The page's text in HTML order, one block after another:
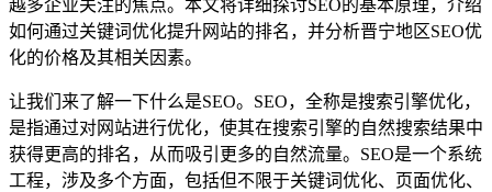
越多企业关注的焦点。本文将详细探讨SEO的基本原理，介绍
如何通过关键词优化提升网站的排名，并分析晋宁地区SEO优
化的价格及其相关因素。
让我们来了解一下什么是SEO。SEO，全称是搜索引擎优化，
是指通过对网站进行优化，使其在搜索引擎的自然搜索结果中
获得更高的排名，从而吸引更多的自然流量。SEO是一个系统
工程，涉及多个方面，包括但不限于关键词优化、页面优化、